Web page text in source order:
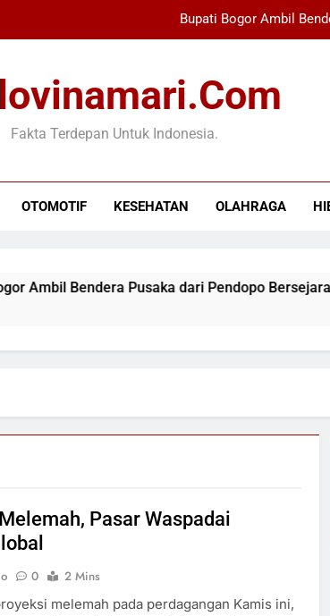
Bupati Bogor Ambil
Xabi Alonso
Indonesia Kalah dari
Wali Mengguncang The Sounds Project
Fakta Terdepan Untuk Indonesia.
OTOMOTIF KESEHATAN OLAHRAGA
Bendera Pusaka dari Pendopo Bersejarah
Pasar Waspadai
0
2 Mins
melemah pada perdagangan Kamis ini,